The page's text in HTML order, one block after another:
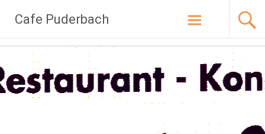
Inhalt
springen
Cafe Puderbach